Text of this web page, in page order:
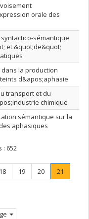
orale des
sémantique
et &quot;de&quot;
la production
d&apos;aphasie
transport et du
chimique
sémantique sur la
aphasiques
: 652
Page
18 Page
19 Page
20 Page
21
Page